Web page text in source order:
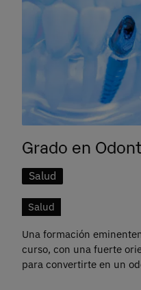
Grado en
Salud
Salud
Una formación
curso, con una fuerte
para convertirte en un